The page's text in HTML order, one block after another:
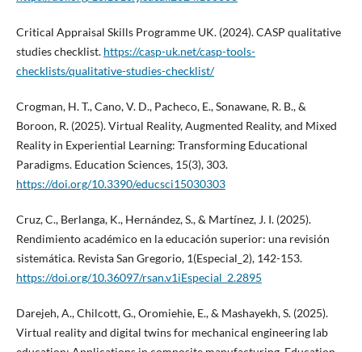
Critical Appraisal Skills Programme UK. (2024). CASP qualitative
studies checklist. https://casp-uk.net/casp-tools-
checklists/qualitative-studies-checklist/
Crogman, H. T., Cano, V. D., Pacheco, E., Sonawane, R. B., &
Boroon, R. (2025). Virtual Reality, Augmented Reality, and Mixed
Reality in Experiential Learning: Transforming Educational
Paradigms. Education Sciences, 15(3), 303.
https://doi.org/10.3390/educsci15030303
Cruz, C., Berlanga, K., Hernández, S., & Martínez, J. I. (2025).
Rendimiento académico en la educación superior: una revisión
sistemática. Revista San Gregorio, 1(Especial_2), 142-153.
https://doi.org/10.36097/rsan.v1iEspecial_2.2895
Darejeh, A., Chilcott, G., Oromiehie, E., & Mashayekh, S. (2025).
Virtual reality and digital twins for mechanical engineering lab